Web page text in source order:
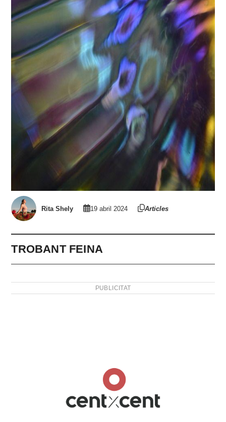
Rita Shely 19 abril 2024 Articles
TROBANT FEINA
PUBLICITAT